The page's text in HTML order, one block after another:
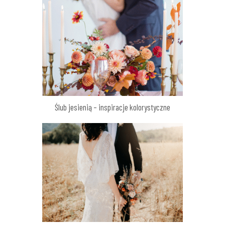
Ślub jesienią – inspiracje kolorystyczne